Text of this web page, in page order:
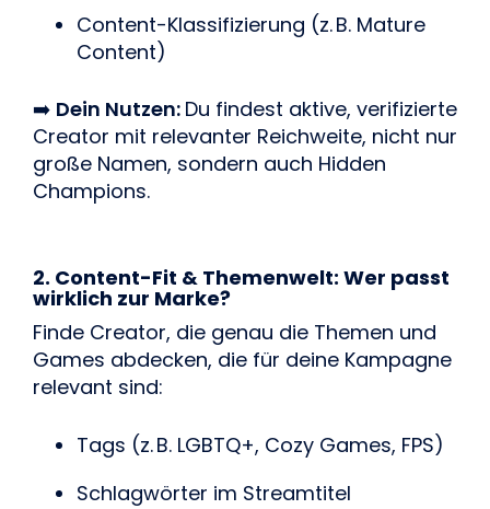
Content-Klassifizierung (z. B. Mature
Content)
➡️ Dein Nutzen: Du findest aktive, verifizierte
Creator mit relevanter Reichweite, nicht nur
große Namen, sondern auch Hidden
Champions.
2. Content-Fit & Themenwelt: Wer passt
wirklich zur Marke?
Finde Creator, die genau die Themen und
Games abdecken, die für deine Kampagne
relevant sind:
Tags (z. B. LGBTQ+, Cozy Games, FPS)
Schlagwörter im Streamtitel